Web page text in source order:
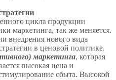
цикла продукции
маркетинга, так же меняется.
внедрения нового вида
в ценовой политике.
маркетинга, которая
высокая цена и
сбыта. Высокой